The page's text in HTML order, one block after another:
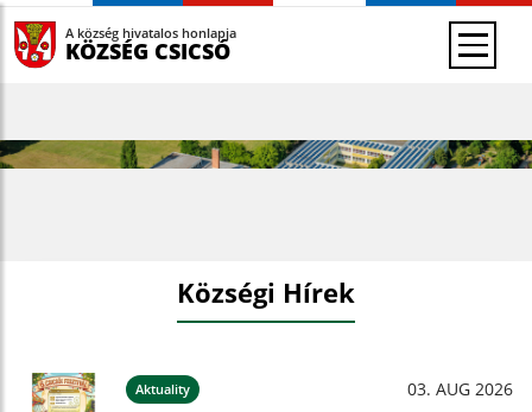
A község hivatalos honlapja
KÖZSÉG CSICSÓ
Községi Hírek
Aktuality 03. AUG 2026